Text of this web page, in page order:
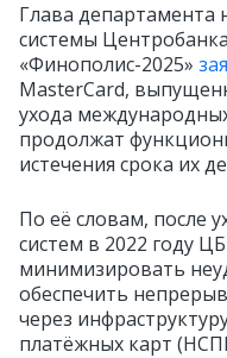
Глава
системы
«Финополис-2025»
MasterCard,
ухода
продолжат
истечения срока их
По её словам, после
систем в 2022 году
минимизировать
обеспечить
через
платёжных карт